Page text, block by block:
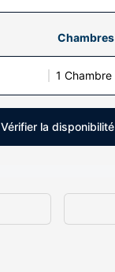
Chambres
1 Chambre
Vérifier la disponibilité